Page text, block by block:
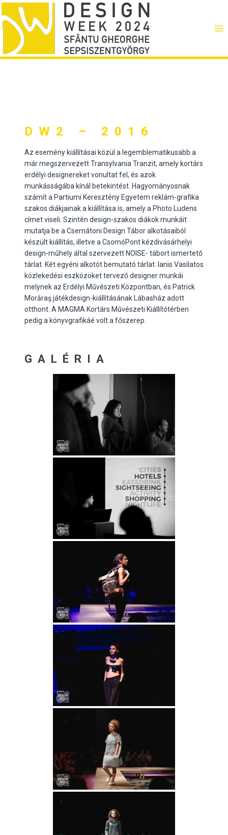
Skip
to
content
DW2 – 2016
Az esemény kiállításai közül a legemblematikusabb a
már megszervezett Transylvania Tranzit, amely kortárs
erdélyi designereket vonultat fel, és azok
munkásságába kínál betekintést. Hagyományosnak
számít a Partiumi Keresztény Egyetem reklám-grafika
szakos diákjainak a kiállítása is, amely a Photo Ludens
címet viseli. Szintén design-szakos diákok munkáit
mutatja be a Csernátoni Design Tábor alkotásaiból
készült kiállítás, illetve a CsomóPont kézdivásárhelyi
design-műhely által szervezett NOISE- tábort ismertető
tárlat. Két egyéni alkotót bemutató tárlat: Ianis Vasilatos
közlekedési eszközöket tervező designer munkái
melynek az Erdélyi Művészeti Központban, és Patrick
Morăraş játékdesign-kiállításának Lábasház adott
otthont. A MAGMA Kortárs Művészeti Kiállítótérben
pedig a könyvgrafikáé volt a főszerep.
GALÉRIA